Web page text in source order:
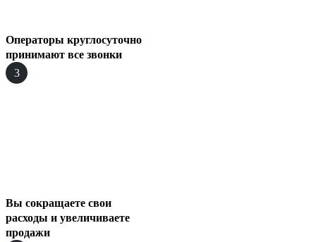
Операторы круглосуточно
принимают все звонки
3
Вы сокращаете свои
расходы и увеличиваете
продажи